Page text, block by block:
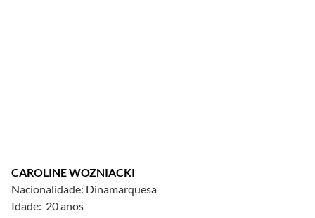
CAROLINE WOZNIACKI
Nacionalidade: Dinamarquesa
Idade: 20 anos